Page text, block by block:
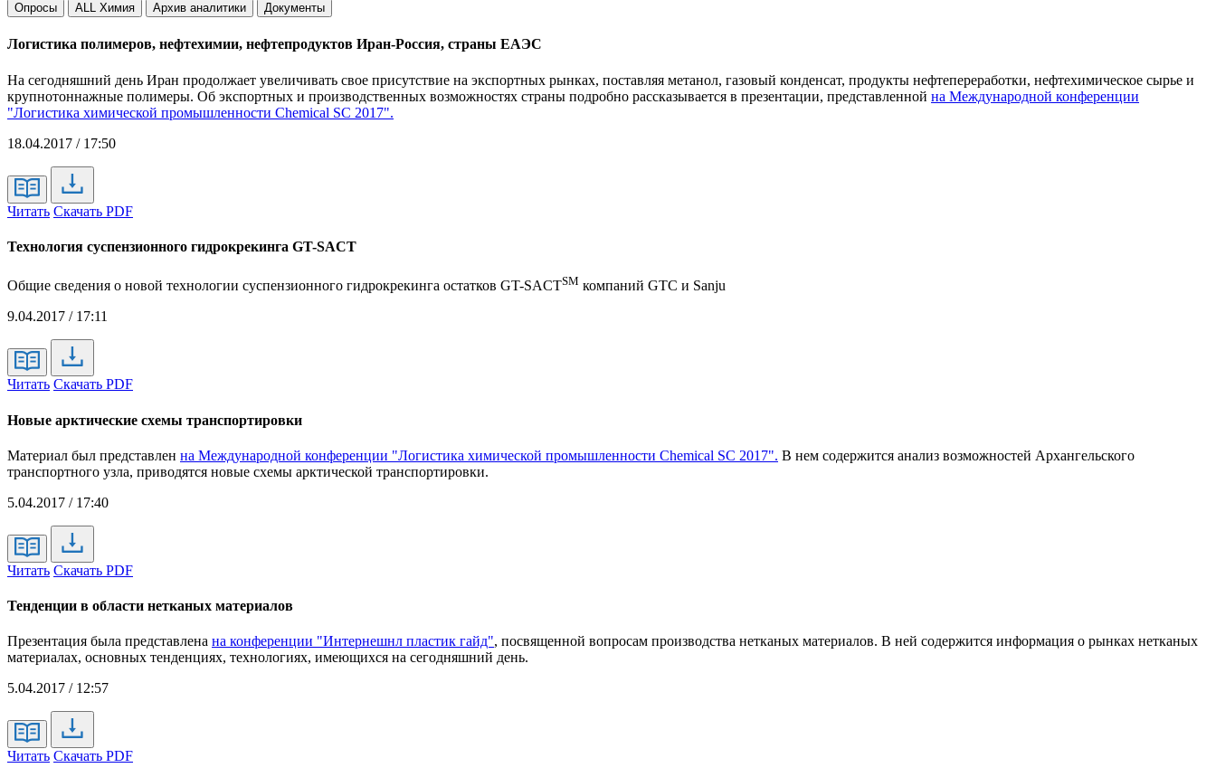
Опросы
ALL Химия Архив аналитики Документы
Логистика полимеров, нефтехимии, нефтепродуктов Иран-Россия, страны ЕАЭС
На сегодняшний день Иран продолжает увеличивать свое присутствие на экспортных рынках, поставляя метанол, газовый конденсат, продукты нефтепереработки, нефтехимическое сырье и
крупнотоннажные полимеры. Об экспортных и производственных возможностях страны подробно рассказывается в презентации, представленной на Международной конференции
"Логистика химической промышленности Chemical SC 2017".
18.04.2017 / 17:50
Читать Скачать PDF
Технология суспензионного гидрокрекинга GT-SACT
Общие сведения о новой технологии суспензионного гидрокрекинга остатков GT-SACTSM компаний GTC и Sanju
9.04.2017 / 17:11
Читать Скачать PDF
Новые арктические схемы транспортировки
Материал был представлен на Международной конференции "Логистика химической промышленности Chemical SC 2017". В нем содержится анализ возможностей Архангельского
транспортного узла, приводятся новые схемы арктической транспортировки.
5.04.2017 / 17:40
Читать Скачать PDF
Тенденции в области нетканых материалов
Презентация была представлена на конференции "Интернешнл пластик гайд", посвященной вопросам производства нетканых материалов. В ней содержится информация о рынках нетканых
материалах, основных тенденциях, технологиях, имеющихся на сегодняшний день.
5.04.2017 / 12:57
Читать Скачать PDF